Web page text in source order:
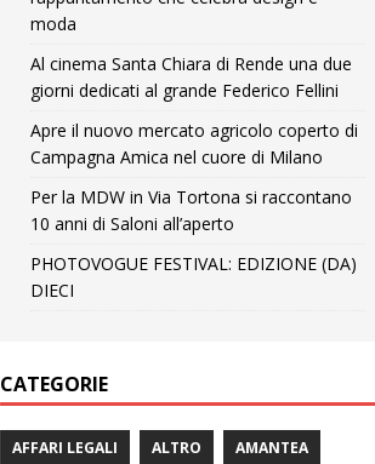
moda
Al cinema Santa Chiara di Rende una due
giorni dedicati al grande Federico Fellini
Apre il nuovo mercato agricolo coperto di
Campagna Amica nel cuore di Milano
Per la MDW in Via Tortona si raccontano
10 anni di Saloni all’aperto
PHOTOVOGUE FESTIVAL: EDIZIONE (DA)
DIECI
CATEGORIE
AFFARI LEGALI ALTRO AMANTEA